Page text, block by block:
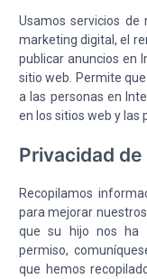
Usamos servicios de
marketing digital, el
publicar anuncios en
sitio web. Permite
a las personas en
en los sitios web y las
Privacidad
Recopilamos
para mejorar
que su hijo nos ha
permiso,
que hemos